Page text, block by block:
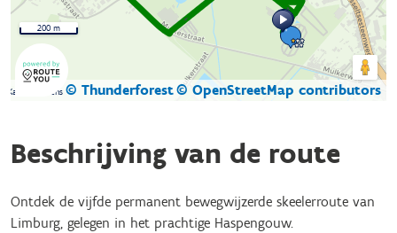
Kaartgegevens © Thunderforest© OpenStreetMap contributors
200 m
Beschrijving van de route
Ontdek de vijfde permanent bewegwijzerde skeelerroute van
Limburg, gelegen in het prachtige Haspengouw.